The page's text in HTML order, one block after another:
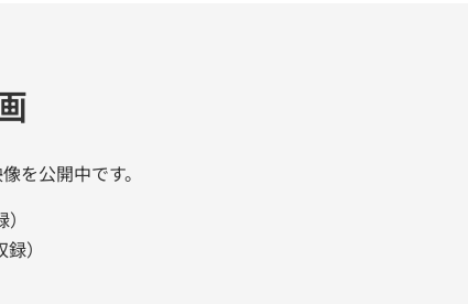
を公開中です。
）